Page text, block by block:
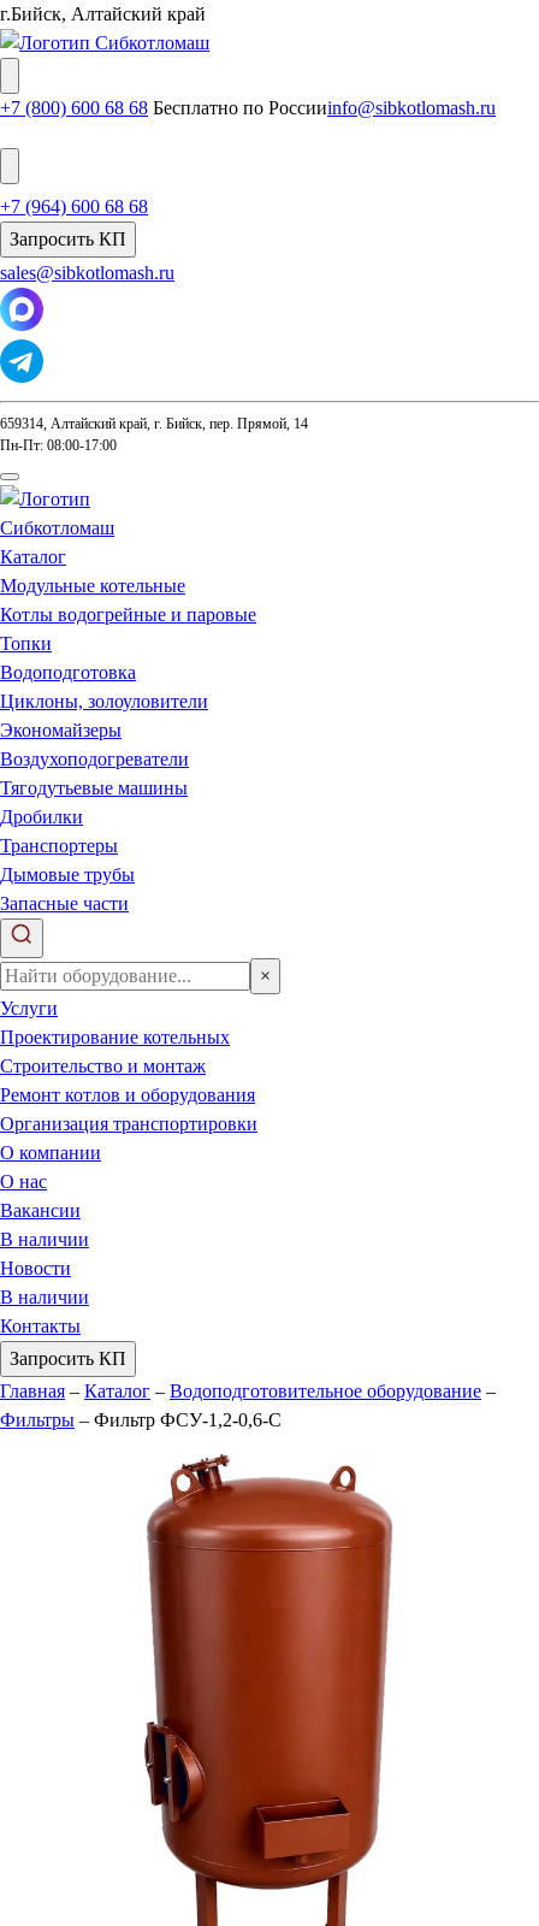
г.Бийск, Алтайский край
+7 (800) 600 68 68 Бесплатно по Россииinfo@sibkotlomash.ru
+7 (964) 600 68 68
Запросить КП
sales@sibkotlomash.ru
659314, Алтайский край, г. Бийск, пер. Прямой, 14
Пн-Пт: 08:00-17:00
Каталог
Модульные котельные
Котлы водогрейные и паровые
Топки
Водоподготовка
Циклоны, золоуловители
Экономайзеры
Воздухоподогреватели
Тягодутьевые машины
Дробилки
Транспортеры
Дымовые трубы
Запасные части
×
Услуги
Проектирование котельных
Строительство и монтаж
Ремонт котлов и оборудования
Организация транспортировки
О компании
О нас
Вакансии
В наличии
Новости
В наличии
Контакты
Запросить КП
Главная – Каталог – Водоподготовительное оборудование –
Фильтры – Фильтр ФСУ-1,2-0,6-С